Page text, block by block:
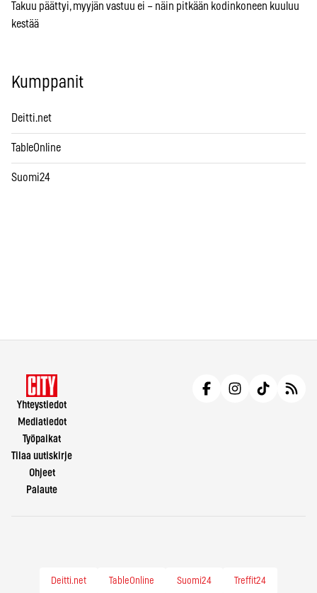
Takuu päättyi, myyjän vastuu ei – näin pitkään kodinkoneen kuuluu
kestää
Kumppanit
Deitti.net
TableOnline
Suomi24
Yhteystiedot
Mediatiedot
Työpaikat
Tilaa uutiskirje
Ohjeet
Palaute
Deitti.net TableOnline Suomi24 Treffit24